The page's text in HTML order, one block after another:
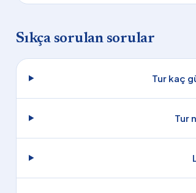
Sıkça sorulan sorular
Tur kaç
Tur